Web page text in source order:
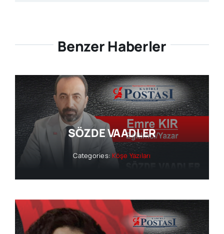
Benzer Haberler
SÖZDE VAADLER
Categories: Köşe Yazıları